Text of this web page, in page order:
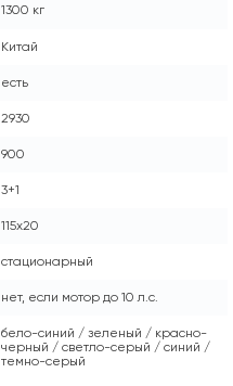
1300 кг
Китай
есть
2930
900
3+1
115x20
стационарный
нет, если мотор до 10 л.с.
бело-синий / зеленый / красно-
черный / светло-серый / синий /
темно-серый